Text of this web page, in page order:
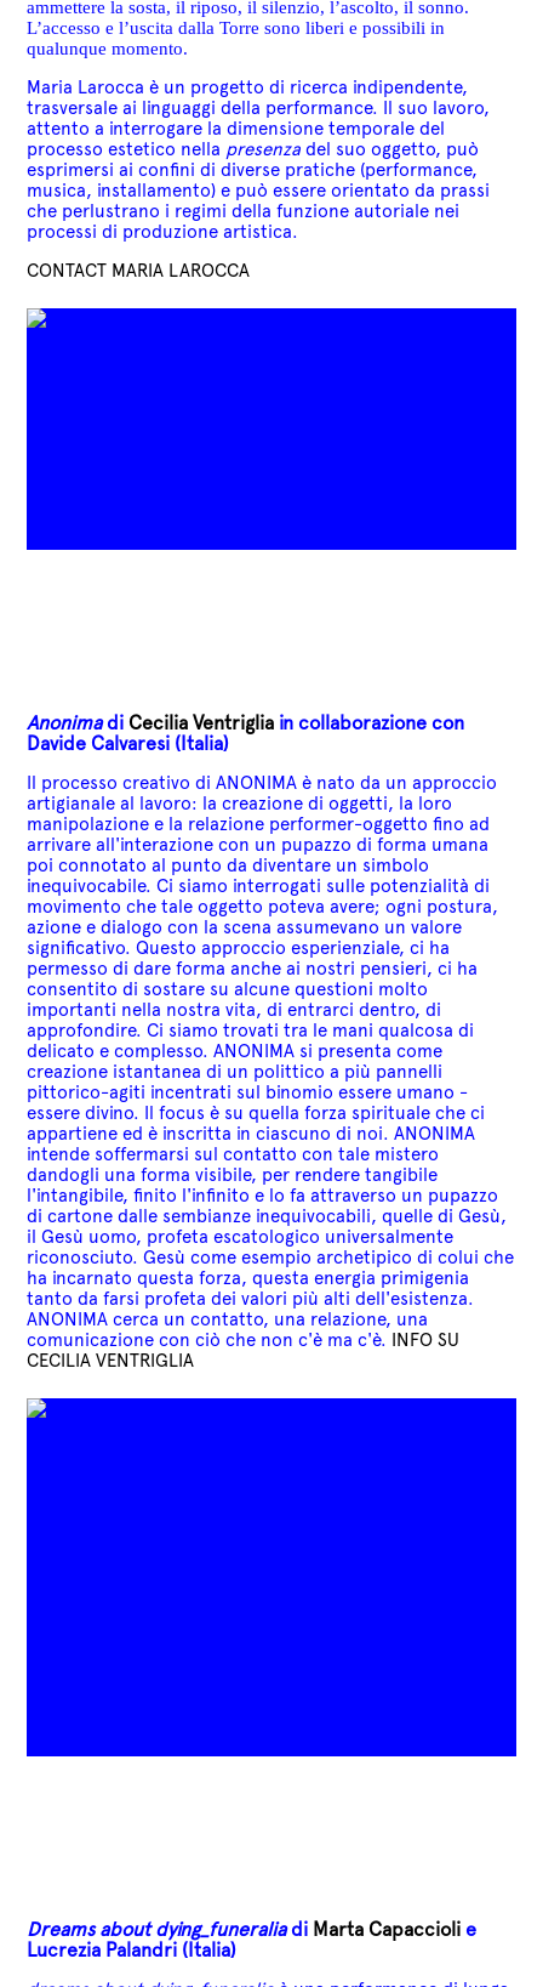
ammettere la sosta, il riposo, il silenzio, l’ascolto, il sonno.
L’accesso e l’uscita dalla Torre sono liberi e possibili in
qualunque momento.
Maria Larocca è un progetto di ricerca indipendente,
trasversale ai linguaggi della performance. Il suo lavoro,
attento a interrogare la dimensione temporale del
processo estetico nella presenza del suo oggetto, può
esprimersi ai confini di diverse pratiche (performance,
musica, installamento) e può essere orientato da prassi
che perlustrano i regimi della funzione autoriale nei
processi di produzione artistica.
CONTACT MARIA LAROCCA
Anonimadi Cecilia Ventriglia in collaborazione con
Davide Calvaresi (Italia)
Il processo creativo di ANONIMA è nato da un approccio
artigianale al lavoro: la creazione di oggetti, la loro
manipolazione e la relazione performer-oggetto fino ad
arrivare all'interazione con un pupazzo di forma umana
poi connotato al punto da diventare un simbolo
inequivocabile. Ci siamo interrogati sulle potenzialità di
movimento che tale oggetto poteva avere; ogni postura,
azione e dialogo con la scena assumevano un valore
significativo. Questo approccio esperienziale, ci ha
permesso di dare forma anche ai nostri pensieri, ci ha
consentito di sostare su alcune questioni molto
importanti nella nostra vita, di entrarci dentro, di
approfondire. Ci siamo trovati tra le mani qualcosa di
delicato e complesso.ANONIMA si presenta come
creazione istantanea di un polittico a più pannelli
pittorico-agiti incentrati sul binomio essere umano -
essere divino. Il focus è su quella forza spirituale che ci
appartiene ed è inscritta in ciascuno di noi.ANONIMA
intende soffermarsi sul contatto con tale mistero
dandogli una forma visibile, per rendere tangibile
l'intangibile, finito l'infinito e lo fa attraverso un pupazzo
di cartone dalle sembianze inequivocabili, quelle di Gesù,
il Gesù uomo, profeta escatologico universalmente
riconosciuto. Gesù come esempio archetipico di colui che
ha incarnato questa forza, questa energia primigenia
tanto da farsi profeta dei valori più alti dell'esistenza.
ANONIMA cerca un contatto, una relazione, una
comunicazione con ciò che non c'è ma c'è. INFO SU
CECILIA VENTRIGLIA
Dreams about dying_funeraliadi Marta Capaccioli e
Lucrezia Palandri (Italia)